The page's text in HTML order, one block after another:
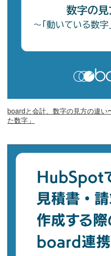
boardと会計、数字の見方の違い
た数字」